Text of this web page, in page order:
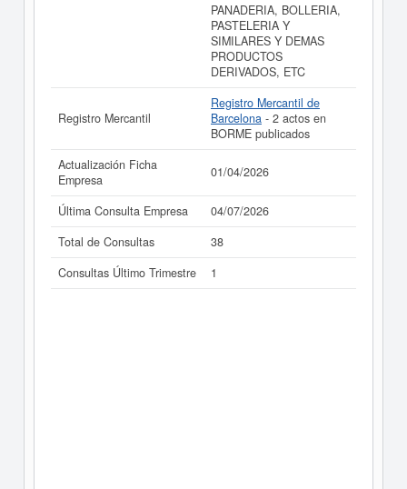
PANADERIA, BOLLERIA,
PASTELERIA Y
SIMILARES Y DEMAS
PRODUCTOS
DERIVADOS, ETC
Registro Mercantil
Registro Mercantil de
Barcelona - 2 actos en
BORME publicados
Actualización Ficha
Empresa
01/04/2026
Última Consulta Empresa
04/07/2026
Total de Consultas
38
Consultas Último Trimestre
1